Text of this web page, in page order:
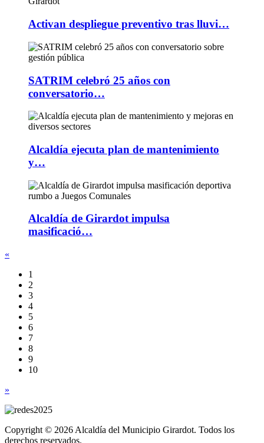
Activan despliegue preventivo tras lluvi…
SATRIM celebró 25 años con
conversatorio…
Alcaldía ejecuta plan de mantenimiento
y…
Alcaldía de Girardot impulsa
masificació…
«
1
2
3
4
5
6
7
8
9
10
»
Copyright © 2026 Alcaldía del Municipio Girardot. Todos los
derechos reservados.